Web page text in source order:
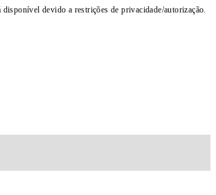
devido a restrições de privacidade/autorização.